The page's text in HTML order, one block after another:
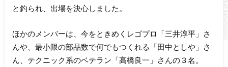
と釣られ、出場を決心しました。
ほかのメンバーは、今をときめくレゴプロ「三井淳平」さ
んや、最小限の部品数で何でもつくれる「田中としや」さ
ん、テクニック系のベテラン「高橋良一」さんの３名。